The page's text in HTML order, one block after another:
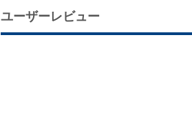
ユーザーレビュー